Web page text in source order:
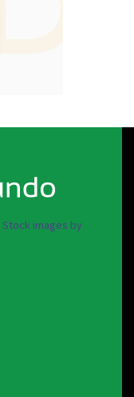
Stock images by